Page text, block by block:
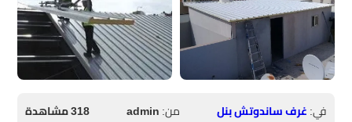
في:غرف ساندوتش بنل من:admin
318 مشاهدة